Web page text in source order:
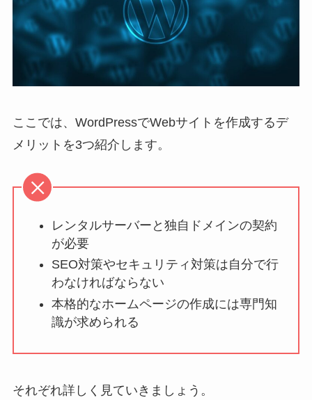
ここでは、WordPressでWebサイトを作成するデ
メリットを3つ紹介します。
レンタルサーバーと独自ドメインの契約
が必要
SEO対策やセキュリティ対策は自分で行
わなければならない
本格的なホームページの作成には専門知
識が求められる
それぞれ詳しく見ていきましょう。